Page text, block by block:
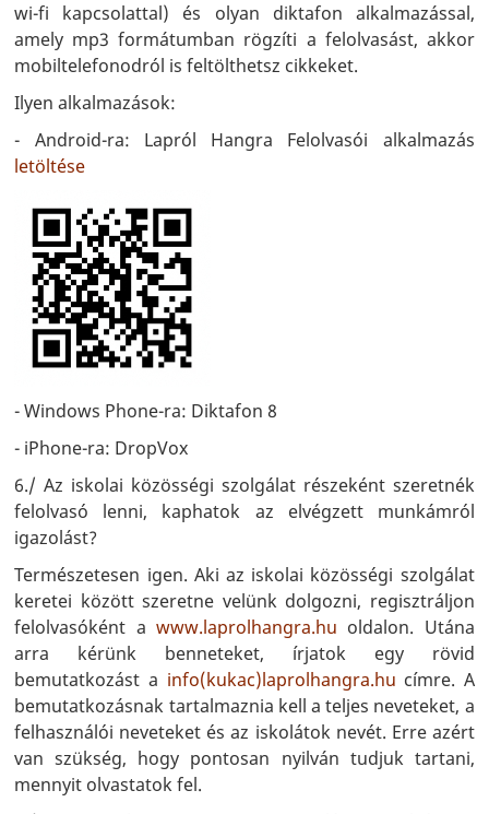
wi-fi kapcsolattal) és olyan diktafon alkalmazással,
amely mp3 formátumban rögzíti a felolvasást, akkor
mobiltelefonodról is feltölthetsz cikkeket.
Ilyen alkalmazások:
- Android-ra: Lapról Hangra Felolvasói alkalmazás
letöltése
- Windows Phone-ra: Diktafon 8
- iPhone-ra: DropVox
6./ Az iskolai közösségi szolgálat részeként szeretnék
felolvasó lenni, kaphatok az elvégzett munkámról
igazolást?
Természetesen igen. Aki az iskolai közösségi szolgálat
keretei között szeretne velünk dolgozni, regisztráljon
felolvasóként a www.laprolhangra.hu oldalon. Utána
arra kérünk benneteket, írjatok egy rövid
bemutatkozást a info(kukac)laprolhangra.hu címre. A
bemutatkozásnak tartalmaznia kell a teljes neveteket, a
felhasználói neveteket és az iskolátok nevét. Erre azért
van szükség, hogy pontosan nyilván tudjuk tartani,
mennyit olvastatok fel.